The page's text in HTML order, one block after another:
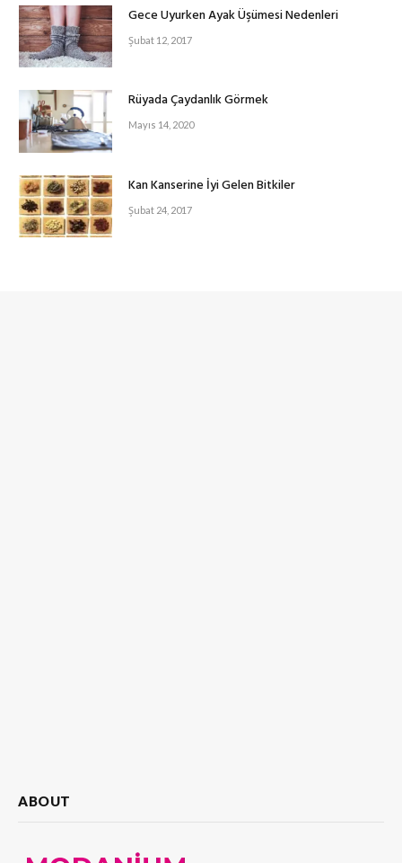
Gece Uyurken Ayak Üşümesi Nedenleri
Şubat 12, 2017
Rüyada Çaydanlık Görmek
Mayıs 14, 2020
Kan Kanserine İyi Gelen Bitkiler
Şubat 24, 2017
ABOUT